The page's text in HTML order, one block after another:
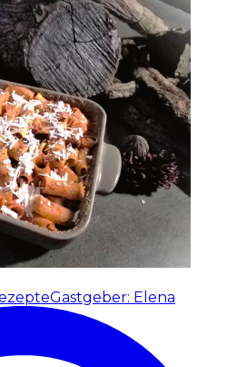
Gastgeber: Elena